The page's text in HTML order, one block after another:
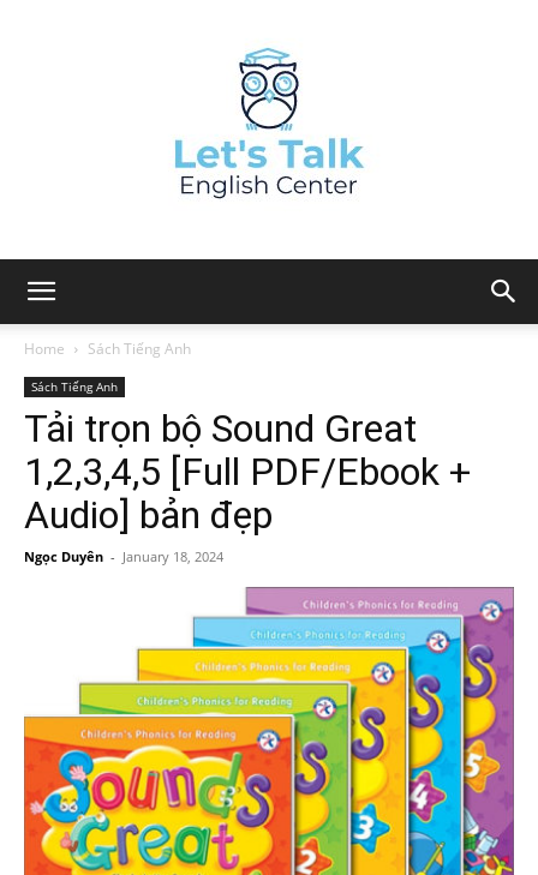
Home Sách Tiếng Anh
Sách Tiếng Anh
Tải trọn bộ Sound Great
1,2,3,4,5 [Full PDF/Ebook +
Audio] bản đẹp
Ngọc Duyên - January 18, 2024